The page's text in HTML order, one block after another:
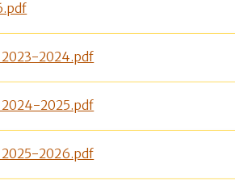
2024.pdf
2025.pdf
2026.pdf